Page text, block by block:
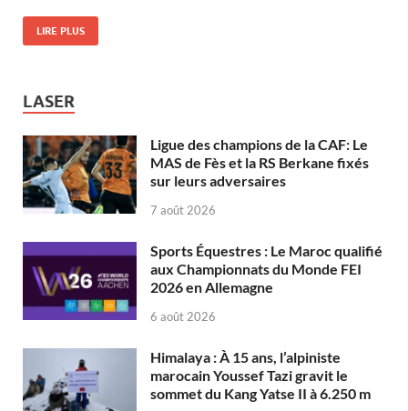
LIRE PLUS
LASER
Ligue des champions de la CAF: Le
MAS de Fès et la RS Berkane fixés
sur leurs adversaires
7 août 2026
Sports Équestres : Le Maroc qualifié
aux Championnats du Monde FEI
2026 en Allemagne
6 août 2026
Himalaya : À 15 ans, l’alpiniste
marocain Youssef Tazi gravit le
sommet du Kang Yatse II à 6.250 m